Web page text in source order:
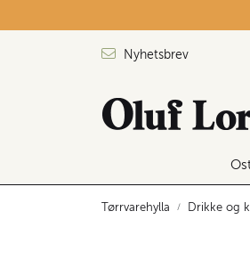
Nyhetsbrev
Tørrvarehylla Drikke og